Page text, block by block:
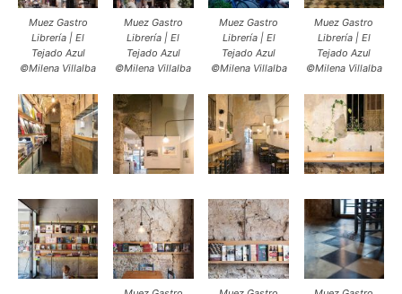
Muez Gastro
Librería | El
Tejado Azul
©Milena Villalba
Muez Gastro
Librería | El
Tejado Azul
©Milena Villalba
Muez Gastro
Librería | El
Tejado Azul
©Milena Villalba
Muez Gastro
Librería | El
Tejado Azul
©Milena Villalba